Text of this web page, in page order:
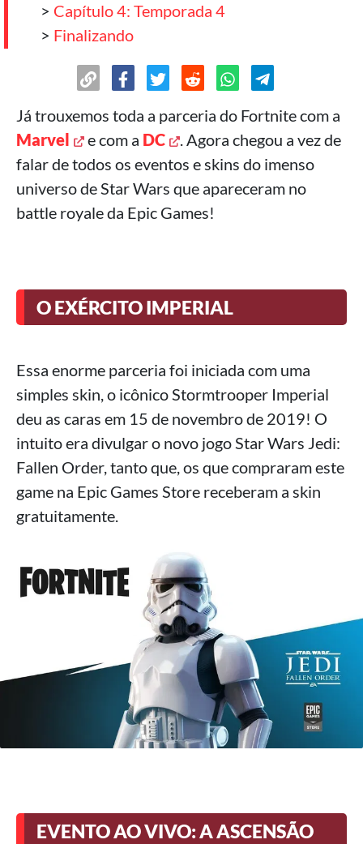
> Capítulo 4: Temporada 4
> Finalizando
Já trouxemos toda a parceria do Fortnite com a
Marvel
e com a DC
. Agora chegou a vez de
falar de todos os eventos e skins do imenso
universo de Star Wars que apareceram no
battle royale da Epic Games!
O EXÉRCITO IMPERIAL
Essa enorme parceria foi iniciada com uma
simples skin, o icônico Stormtrooper Imperial
deu as caras em 15 de novembro de 2019! O
intuito era divulgar o novo jogo Star Wars Jedi:
Fallen Order, tanto que, os que compraram este
game na Epic Games Store receberam a skin
gratuitamente.
EVENTO AO VIVO: A ASCENSÃO